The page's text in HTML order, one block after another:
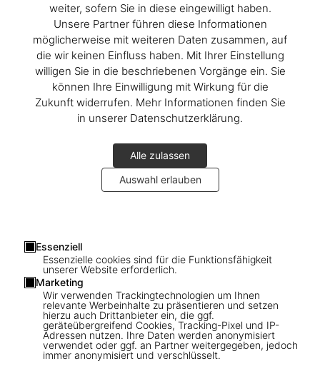
weiter, sofern Sie in diese eingewilligt haben.
Unsere Partner führen diese Informationen
möglicherweise mit weiteren Daten zusammen, auf
die wir keinen Einfluss haben. Mit Ihrer Einstellung
willigen Sie in die beschriebenen Vorgänge ein. Sie
können Ihre Einwilligung mit Wirkung für die
Zukunft widerrufen. Mehr Informationen finden Sie
in unserer Datenschutzerklärung.
Alle zulassen
Auswahl erlauben
Essenziell
Essenzielle cookies sind für die Funktionsfähigkeit
unserer Website erforderlich.
Marketing
Wir verwenden Trackingtechnologien um Ihnen
relevante Werbeinhalte zu präsentieren und setzen
hierzu auch Drittanbieter ein, die ggf.
geräteübergreifend Cookies, Tracking-Pixel und IP-
Adressen nutzen. Ihre Daten werden anonymisiert
verwendet oder ggf. an Partner weitergegeben, jedoch
immer anonymisiert und verschlüsselt.
1 /23
SOLD OUT XL
Matthew Weiner. Mad Men. Art Edition
No. 1–500. Script Edition